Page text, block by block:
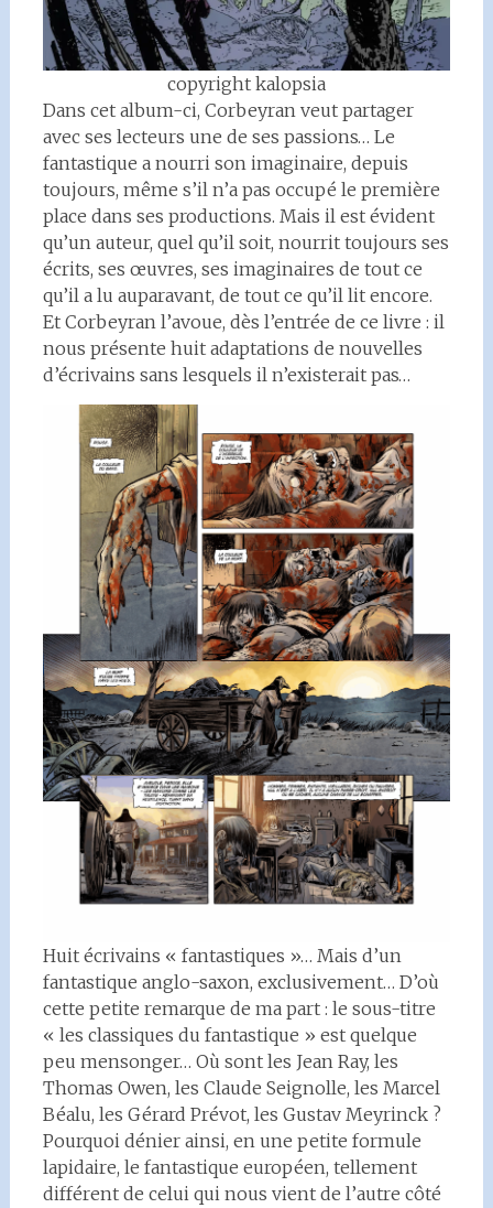
copyright kalopsia
Dans cet album-ci, Corbeyran veut partager
avec ses lecteurs une de ses passions… Le
fantastique a nourri son imaginaire, depuis
toujours, même s’il n’a pas occupé le première
place dans ses productions. Mais il est évident
qu’un auteur, quel qu’il soit, nourrit toujours ses
écrits, ses œuvres, ses imaginaires de tout ce
qu’il a lu auparavant, de tout ce qu’il lit encore.
Et Corbeyran l’avoue, dès l’entrée de ce livre : il
nous présente huit adaptations de nouvelles
d’écrivains sans lesquels il n’existerait pas…
Huit écrivains « fantastiques »… Mais d’un
fantastique anglo-saxon, exclusivement… D’où
cette petite remarque de ma part : le sous-titre
« les classiques du fantastique » est quelque
peu mensonger… Où sont les Jean Ray, les
Thomas Owen, les Claude Seignolle, les Marcel
Béalu, les Gérard Prévot, les Gustav Meyrinck ?
Pourquoi dénier ainsi, en une petite formule
lapidaire, le fantastique européen, tellement
différent de celui qui nous vient de l’autre côté